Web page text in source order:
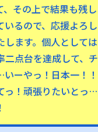
、その上で結果も残し
いるので、応援よろし
します。個人としては
二点台を達成して、チ
ーやっ！日本一！！
っ！頑張りたいとっ…